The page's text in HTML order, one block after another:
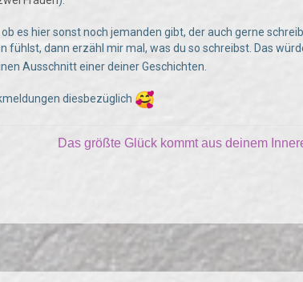
es hier sonst noch jemanden gibt, der auch gerne
fühlst, dann erzähl mir mal, was du so schreibst. Das
Ausschnitt einer deiner Geschichten.
diesbezüglich
Das größte Glück kommt aus deinem